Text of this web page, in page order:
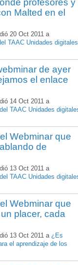
profesores y
Malted en el
20 Oct 2011 a
TAAC Unidades digitales
de ayer
el enlace
14 Oct 2011 a
TAAC Unidades
Webminar que
de
13 Oct 2011 a
TAAC Unidades
Webminar que
placer, cada
13 Oct 2011 a ¿Es
el aprendizaje de los